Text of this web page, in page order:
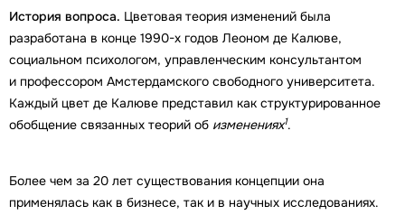
История вопроса. Цветовая теория изменений была
разработана в конце 1990-х годов Леоном де Калюве,
социальном психологом, управленческим консультантом
и профессором Амстердамского свободного университета.
Каждый цвет де Калюве представил как структурированное
обобщение связанных теорий об изменениях1.
Более чем за 20 лет существования концепции она
применялась как в бизнесе, так и в научных исследованиях.